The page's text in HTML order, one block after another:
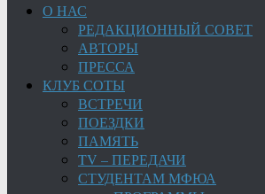
О НАС
РЕДАКЦИОННЫЙ СОВЕТ
АВТОРЫ
ПРЕССА
КЛУБ СОТЫ
ВСТРЕЧИ
ПОЕЗДКИ
ПАМЯТЬ
TV – ПЕРЕДАЧИ
СТУДЕНТАМ МФЮА